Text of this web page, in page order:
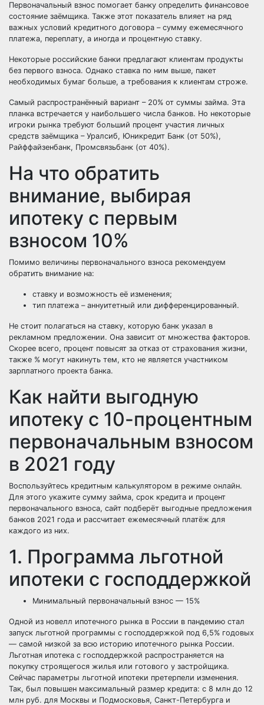
Первоначальный взнос помогает банку определить финансовое
состояние заёмщика. Также этот показатель влияет на ряд
важных условий кредитного договора – сумму ежемесячного
платежа, переплату, а иногда и процентную ставку.
Некоторые российские банки предлагают клиентам продукты
без первого взноса. Однако ставка по ним выше, пакет
необходимых бумаг больше, а требования к клиентам строже.
Самый распространённый вариант – 20% от суммы займа. Эта
планка встречается у наибольшего числа банков. Но некоторые
игроки рынка требуют больший процент участия личных
средств заёмщика – Уралсиб, Юникредит Банк (от 50%),
Райффайзенбанк, Промсвязьбанк (от 40%).
На что обратить
внимание, выбирая
ипотеку с первым
взносом 10%
Помимо величины первоначального взноса рекомендуем
обратить внимание на:
ставку и возможность её изменения;
тип платежа – аннуитетный или дифференцированный.
Не стоит полагаться на ставку, которую банк указал в
рекламном предложении. Она зависит от множества факторов.
Скорее всего, процент повысят за отказ от страхования жизни,
также % могут накинуть тем, кто не является участником
зарплатного проекта банка.
Как найти выгодную
ипотеку с 10-процентным
первоначальным взносом
в 2021 году
Воспользуйтесь кредитным калькулятором в режиме онлайн.
Для этого укажите сумму займа, срок кредита и процент
первоначального взноса, сайт подберёт выгодные предложения
банков 2021 года и рассчитает ежемесячный платёж для
каждого из них.
1. Программа льготной
ипотеки с господдержкой
Минимальный первоначальный взнос — 15%
Одной из новелл ипотечного рынка в России в пандемию стал
запуск льготной программы с господдержкой под 6,5% годовых
— самой низкой за всю историю ипотечного рынка России.
Льготная ипотека с господдержкой распространяется на
покупку строящегося жилья или готового у застройщика.
Сейчас параметры льготной ипотеки претерпели изменения.
Так, был повышен максимальный размер кредита: с 8 млн до 12
млн руб. для Москвы и Подмосковья, Санкт-Петербурга и